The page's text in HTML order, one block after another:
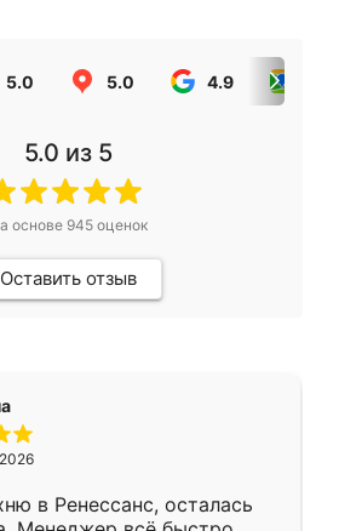
5.0 5.0 4.9
5.0 из 5
основе 945оценок
Оставить отзыв
в Ренессанс, осталась